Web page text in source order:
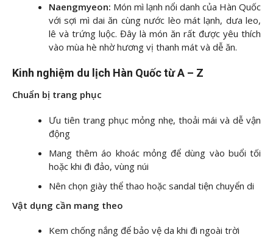
Naengmyeon: Món mì lạnh nổi danh của Hàn Quốc
với sợi mì dai ăn cùng nước lèo mát lạnh, dưa leo,
lê và trứng luộc. Đây là món ăn rất được yêu thích
vào mùa hè nhờ hương vị thanh mát và dễ ăn.
Kinh nghiệm du lịch Hàn Quốc từ A – Z
Chuẩn bị trang phục
Ưu tiên trang phục mỏng nhẹ, thoải mái và dễ vận
động
Mang thêm áo khoác mỏng để dùng vào buổi tối
hoặc khi đi đảo, vùng núi
Nên chọn giày thể thao hoặc sandal tiện chuyển di
Vật dụng cần mang theo
Kem chống nắng để bảo vệ da khi đi ngoài trời